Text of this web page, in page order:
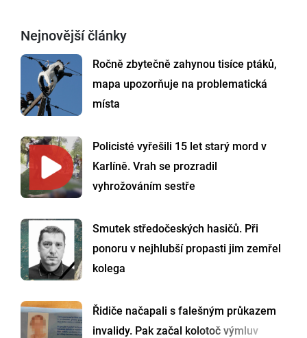
Nejnovější články
Ročně zbytečně zahynou tisíce ptáků,
mapa upozorňuje na problematická
místa
Policisté vyřešili 15 let starý mord v
Karlíně. Vrah se prozradil
vyhrožováním sestře
Smutek středočeských hasičů. Při
ponoru v nejhlubší propasti jim zemřel
kolega
Řidiče načapali s falešným průkazem
invalidy. Pak začal kolotoč výmluv